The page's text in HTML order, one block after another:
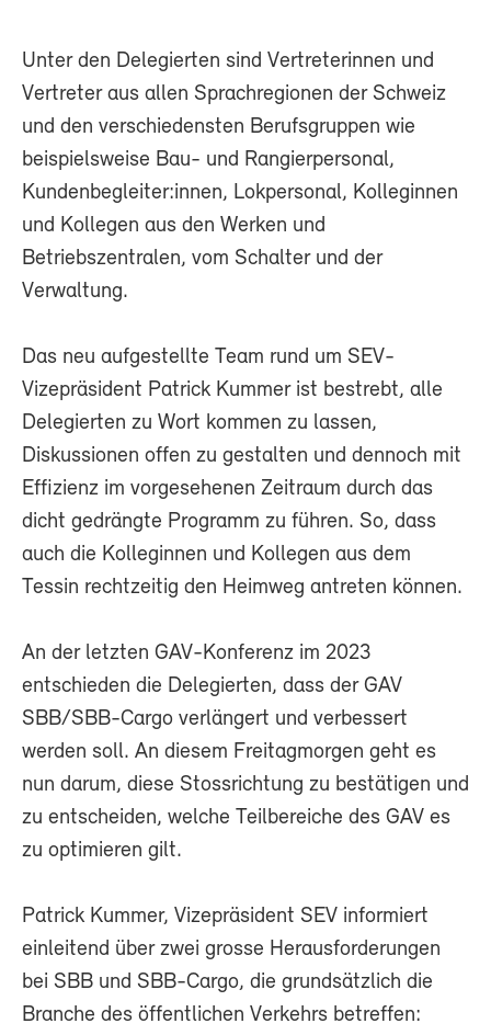
Unter den Delegierten sind Vertreterinnen und
Vertreter aus allen Sprachregionen der Schweiz
und den verschiedensten Berufsgruppen wie
beispielsweise Bau- und Rangierpersonal,
Kundenbegleiter:innen, Lokpersonal, Kolleginnen
und Kollegen aus den Werken und
Betriebszentralen, vom Schalter und der
Verwaltung.
Das neu aufgestellte Team rund um SEV-
Vizepräsident Patrick Kummer ist bestrebt, alle
Delegierten zu Wort kommen zu lassen,
Diskussionen offen zu gestalten und dennoch mit
Effizienz im vorgesehenen Zeitraum durch das
dicht gedrängte Programm zu führen. So, dass
auch die Kolleginnen und Kollegen aus dem
Tessin rechtzeitig den Heimweg antreten können.
An der letzten GAV-Konferenz im 2023
entschieden die Delegierten, dass der GAV
SBB/SBB-Cargo verlängert und verbessert
werden soll. An diesem Freitagmorgen geht es
nun darum, diese Stossrichtung zu bestätigen und
zu entscheiden, welche Teilbereiche des GAV es
zu optimieren gilt.
Patrick Kummer, Vizepräsident SEV informiert
einleitend über zwei grosse Herausforderungen
bei SBB und SBB-Cargo, die grundsätzlich die
Branche des öffentlichen Verkehrs betreffen: